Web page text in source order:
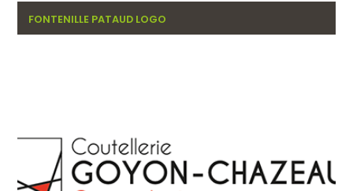
FONTENILLE PATAUD LOGO